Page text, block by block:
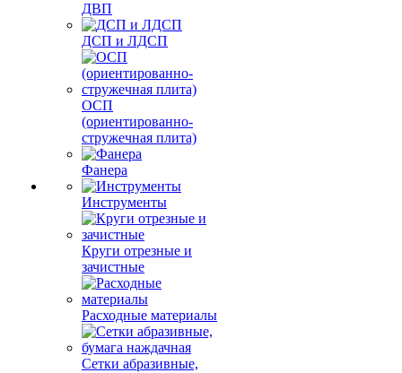
ДВП
ДСП и ЛДСП
ОСП
(ориентированно-
стружечная плита)
Фанера
Инструменты
Круги отрезные и
зачистные
Расходные материалы
Сетки абразивные,